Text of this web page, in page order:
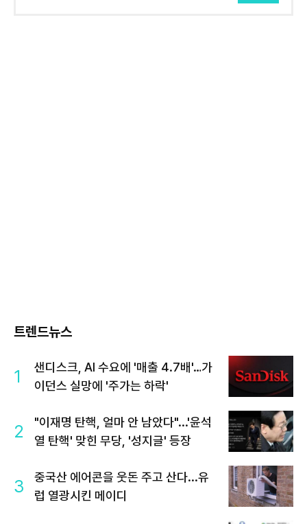
트렌드뉴스
1
샌디스크, AI 수요에 '매출 4.7배'…가
이던스 실망에 '주가는 하락'
2
"이재명 탄핵, 얼마 안 남았다"...'윤석
열 탄핵' 맞힌 무당, '성지글' 등장
3
중국산 에어콘을 웃돈 주고 산다...유
럽 열광시킨 메이디